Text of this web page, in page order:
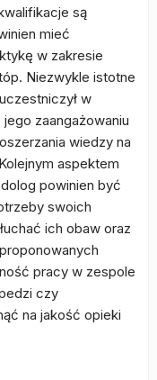
są
mieć
w zakresie
Niezwykle istotne
w
zaangażowaniu
wiedzy na
aspektem
powinien być
swoich
ich obaw oraz
pracy w zespole
czy
na jakość opieki